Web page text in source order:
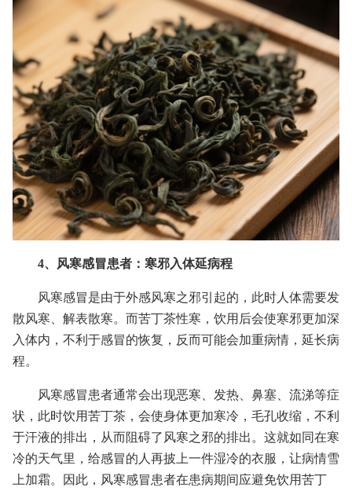
4、风寒感冒患者：寒邪入体延病程
风寒感冒是由于外感风寒之邪引起的，此时人体需要发
散风寒、解表散寒。而苦丁茶性寒，饮用后会使寒邪更加深
入体内，不利于感冒的恢复，反而可能会加重病情，延长病
程。
风寒感冒患者通常会出现恶寒、发热、鼻塞、流涕等症
状，此时饮用苦丁茶，会使身体更加寒冷，毛孔收缩，不利
于汗液的排出，从而阻碍了风寒之邪的排出。这就如同在寒
冷的天气里，给感冒的人再披上一件湿冷的衣服，让病情雪
上加霜。因此，风寒感冒患者在患病期间应避免饮用苦丁